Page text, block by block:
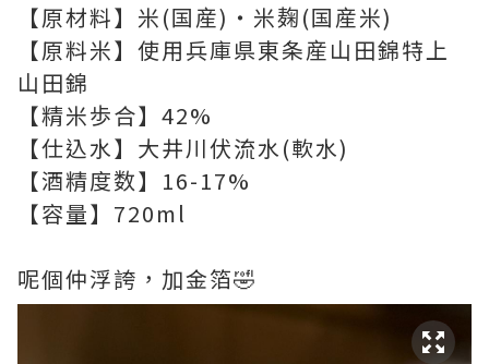
【原材料】米(国産)・米麹(国産米)
【原料米】使用兵庫県東条産山田錦特上
山田錦
【精米歩合】42%
【仕込水】大井川伏流水(軟水)
【酒精度数】16-17%
【容量】720ml
呢個仲浮誇，加金箔🤣